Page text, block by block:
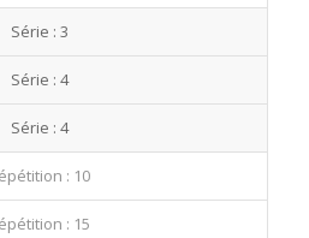
Série : 3
Série : 4
Série : 4
: 10
: 15